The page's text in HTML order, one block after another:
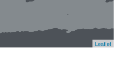
Leaflet